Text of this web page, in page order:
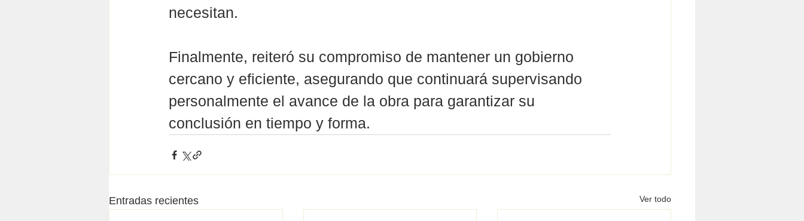
necesitan.
Finalmente, reiteró su compromiso de mantener un gobierno
cercano y eficiente, asegurando que continuará supervisando
personalmente el avance de la obra para garantizar su
conclusión en tiempo y forma.
Entradas recientes Ver todo